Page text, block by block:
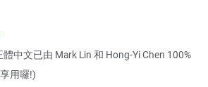
體中文已由 Mark Lin 和 Hong-Yi Chen 100%
用囉!)